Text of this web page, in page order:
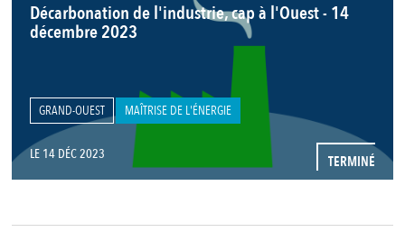
Décarbonation de l'industrie, cap à l'Ouest - 14
décembre 2023
GRAND-OUEST MAÎTRISE DE L'ÉNERGIE
LE 14 DÉC 2023 TERMINÉ